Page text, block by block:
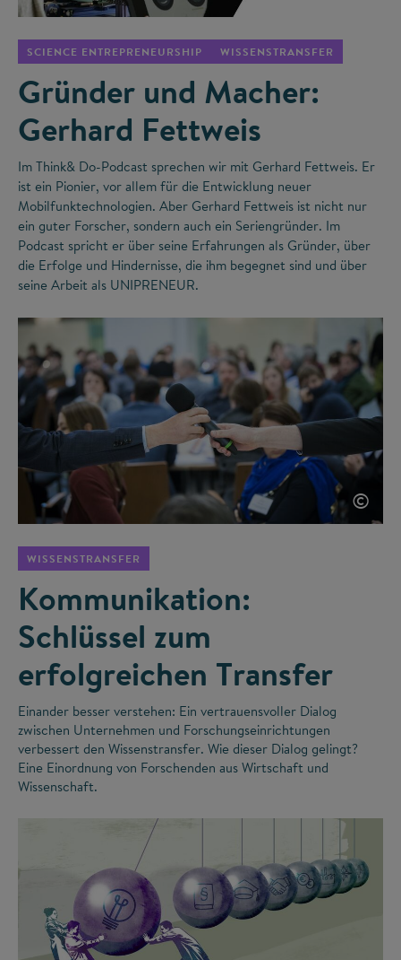
SCIENCE ENTREPRENEURSHIP WISSENSTRANSFER
Gründer und Macher:
Gerhard Fettweis
Im Think& Do-Podcast sprechen wir mit Gerhard Fettweis. Er
ist ein Pionier, vor allem für die Entwicklung neuer
Mobilfunktechnologien. Aber Gerhard Fettweis ist nicht nur
ein guter Forscher, sondern auch ein Seriengründer. Im
Podcast spricht er über seine Erfahrungen als Gründer, über
die Erfolge und Hindernisse, die ihm begegnet sind und über
seine Arbeit als UNIPRENEUR.
©
WISSENSTRANSFER
Kommunikation:
Schlüssel zum
erfolgreichen Transfer
Einander besser verstehen: Ein vertrauensvoller Dialog
zwischen Unternehmen und Forschungseinrichtungen
verbessert den Wissenstransfer. Wie dieser Dialog gelingt?
Eine Einordnung von Forschenden aus Wirtschaft und
Wissenschaft.